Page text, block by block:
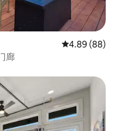
平均评分 4.89
4.89 (88)
廊